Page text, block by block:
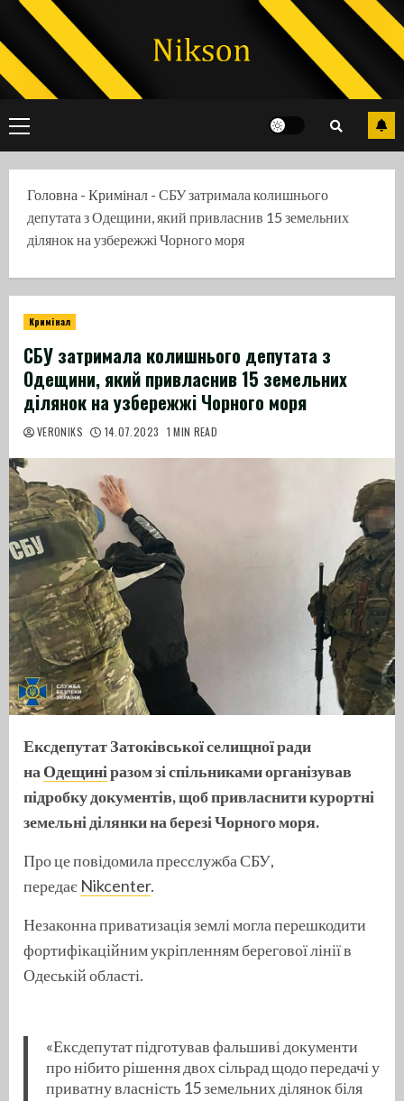
Skip
content
Primary
Menu
Головна - Кримінал - СБУ затримала колишнього
депутата з Одещини, який привласнив 15 земельних
ділянок на узбережжі Чорного моря
Кримінал
СБУ затримала колишнього депутата з
Одещини, який привласнив 15 земельних
ділянок на узбережжі Чорного моря
VERONIKS 14.07.2023 1 MIN READ
Ексдепутат Затоківської селищної ради
на Одещиніразом зі спільниками організував
підробку документів, щоб привласнити курортні
земельні ділянки на березі Чорного моря.
Про це повідомила пресслужба СБУ,
передає Nikcenter.
Незаконна приватизація землі могла перешкодити
фортифікаційним укріпленням берегової лінії в
Одеській області.
«Ексдепутат підготував фальшиві документи
про нібито рішення двох сільрад щодо передачі у
приватну власність 15 земельних ділянок біля